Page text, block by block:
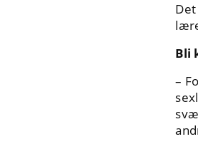
Bli
–